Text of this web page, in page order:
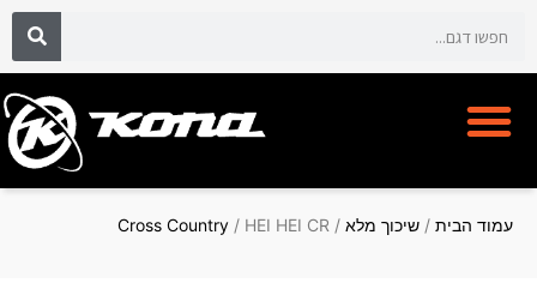
עמוד הבית / שיכוך מלא /
Cross Country / HEI HEI CR